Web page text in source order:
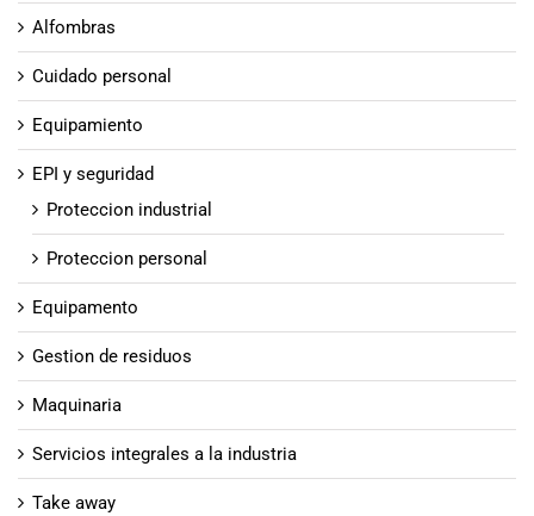
Alfombras
Cuidado personal
Equipamiento
EPI y seguridad
Proteccion industrial
Proteccion personal
Equipamento
Gestion de residuos
Maquinaria
Servicios integrales a la industria
Take away